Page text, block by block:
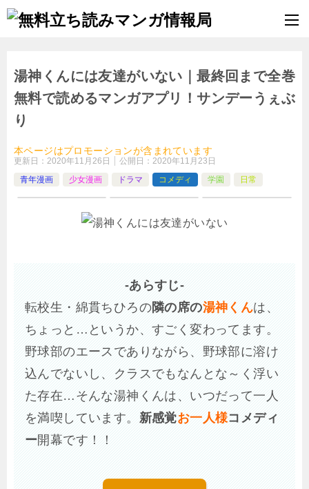
湯神くんには友達がいない｜最終回まで全巻
無料で読めるマンガアプリ！サンデーうぇぶ
り
本ページはプロモーションが含まれています
更新日： 2020年11月26日 公開日： 2020年11月23日
青年漫画
少女漫画 ドラマ コメディ 学園 日常
-あらすじ-
転校生・綿貫ちひろの隣の席の湯神くんは、
ちょっと…というか、すごく変わってます。
野球部のエースでありながら、野球部に溶け
込んでないし、クラスでもなんとな～く浮い
た存在…そんな湯神くんは、いつだって一人
を満喫しています。 新感覚お一人様コメディ
ー開幕です！！